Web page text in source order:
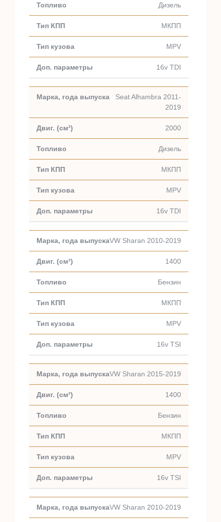
Дизель
МКПП
MPV
16v TDI
Seat Alhambra 2011-
2019
2000
Дизель
МКПП
MPV
16v TDI
VW Sharan 2010-2019
1400
Бензин
МКПП
MPV
16v TSI
VW Sharan 2015-2019
1400
Бензин
МКПП
MPV
16v TSI
VW Sharan 2010-2019